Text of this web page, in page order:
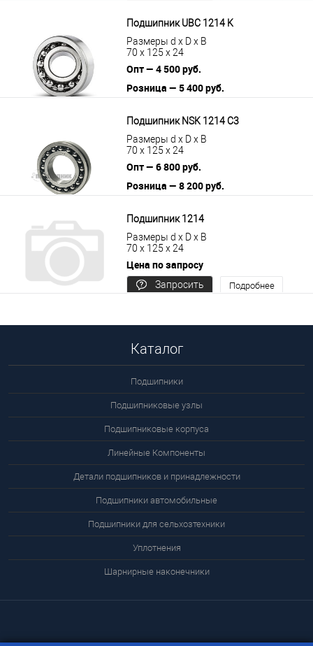
Подшипник UBC 1214 K
Размеры d x D x B
70 x 125 x 24
Опт — 4 500 руб.
Розница — 5 400 руб.
Подшипник NSK 1214 C3
Размеры d x D x B
70 x 125 x 24
Опт — 6 800 руб.
Розница — 8 200 руб.
Подшипник 1214
Размеры d x D x B
70 x 125 x 24
Цена по запросу
Запросить
Подробнее
Каталог
Подшипники
Подшипниковые узлы
Подшипниковые корпуса
Линейные Компоненты
Детали подшипников и принадлежности
Подшипники автомобильные
Подшипники для сельхозтехники
Уплотнения
Шарнирные наконечники